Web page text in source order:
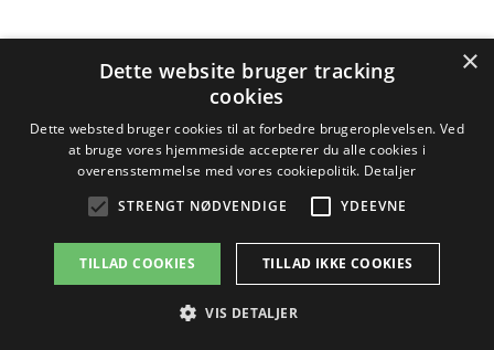
×
Dette website bruger tracking
cookies
Dette websted bruger cookies til at forbedre brugeroplevelsen. Ved
at bruge vores hjemmeside accepterer du alle cookies i
overensstemmelse med vores cookiepolitik. Detaljer
STRENGT NØDVENDIGE
YDEEVNE
TILLAD COOKIES TILLAD IKKE COOKIES
VIS DETALJER